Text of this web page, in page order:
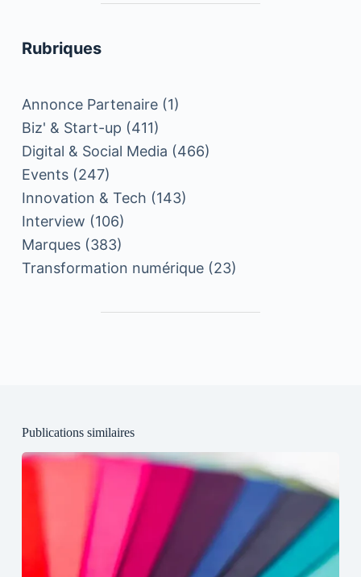
Rubriques
Annonce Partenaire(1)
Biz' & Start-up (411)
Digital & Social Media (466)
Events(247)
Innovation & Tech (143)
Interview (106)
Marques(383)
Transformation numérique(23)
Publications similaires